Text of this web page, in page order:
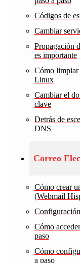
Códigos de
Cambiar
Propagación
es importante
Cómo limpiar
Linux
Cambiar el
clave
Detrás de
DNS
Correo
Cómo crear
(Webmail
Cómo
paso
Cómo
a paso